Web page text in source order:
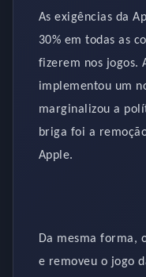
As exigências da
30% em todas as
fizerem nos jogos.
implementou um
marginalizou a
briga foi a
Apple.
Da mesma forma,
e removeu o jogo